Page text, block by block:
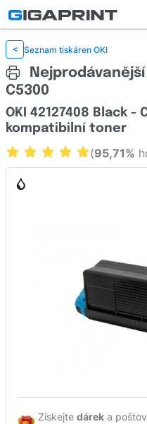
< Seznam tiskáren OKI
C5300
Získejte dárek a
OKI 42127408 Black -
kompatibilní toner
(95,71%